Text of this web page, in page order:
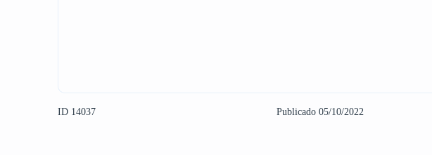
ID 14037 Publicado 05/10/2022